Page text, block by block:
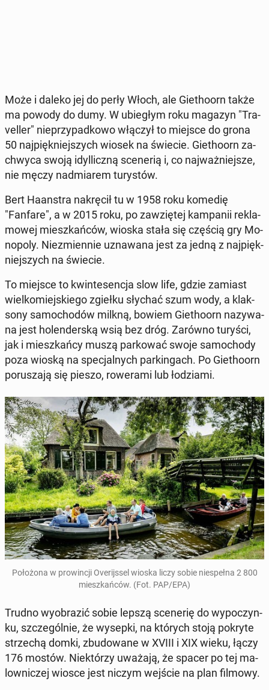
Może i daleko jej do perły Włoch, ale Gie­tho­orn także
ma powody do dumy. W ubie­głym roku magazyn "Tra­
vel­ler" nie­przy­pad­ko­wo włączył to miejsce do grona
50 naj­pięk­niej­szych wiosek na świecie. Gie­tho­orn za­
chwy­ca swoją idyl­licz­ną sce­ne­rią i, co naj­waż­niej­sze,
nie męczy nad­mia­rem tu­ry­stów.
Bert Ha­an­stra na­krę­cił tu w 1958 roku komedię
"Fanfare", a w 2015 roku, po za­wzię­tej kam­pa­nii re­kla­
mo­wej miesz­kań­ców, wioska stała się częścią gry Mo­
no­po­ly. Nie­zmien­nie uzna­wa­na jest za jedną z naj­pięk­
niej­szych na świecie.
To miejsce to kwin­te­sen­cja slow life, gdzie zamiast
wiel­ko­miej­skie­go zgiełku słychać szum wody, a klak­
so­ny sa­mo­cho­dów milkną, bowiem Gie­tho­orn na­zy­wa­
na jest ho­len­der­ską wsią bez dróg. Zarówno turyści,
jak i miesz­kań­cy muszą par­ko­wać swoje sa­mo­cho­dy
poza wioską na spe­cjal­nych par­kin­gach. Po Gie­tho­orn
po­ru­sza­ją się pieszo, ro­we­ra­mi lub ło­dzia­mi.
Po­ło­żo­na w pro­win­cji Ove­rijs­sel wioska liczy sobie nie­speł­na 2 800
miesz­kań­ców. (Fot. PAP/EPA)
Trudno wy­obra­zić sobie lepszą sce­ne­rię do wy­po­czyn­
ku, szcze­gól­nie, że wysepki, na których stoją pokryte
strze­chą domki, zbu­do­wa­ne w XVIII i XIX wieku, łączy
176 mostów. Nie­któ­rzy uważają, że spacer po tej ma­
low­ni­czej wiosce jest niczym wejście na plan filmowy.